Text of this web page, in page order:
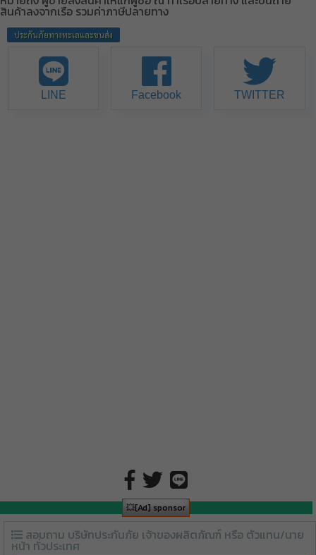
สินค้าลงจากเรือ รวมค่าภาษีปลายทาง
ประกันภัยทางทะเลและขนส่ง
LINE Facebook TWITTER
💥[Ad] sponsor
สอบถาม บริษัทประกันภัย เจ้าของผลิตภัณฑ์ หรือ ตัวแทน/นาย
หน้า ทั่วประเทศ